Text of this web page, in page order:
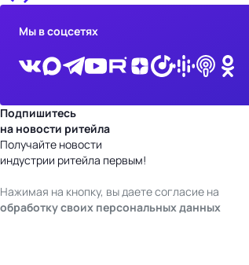
Мы в соцсетях
Подпишитесь
на новости ритейла
Получайте новости
индустрии ритейла первым!
Нажимая на кнопку, вы даете согласие на
обработку своих персональных данных